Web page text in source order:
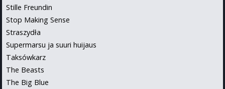
Stille Freundin
Stop Making Sense
Straszydła
Supermarsu ja suuri huijaus
Taksówkarz
The Beasts
The Big Blue